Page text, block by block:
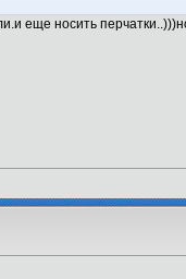
еще носить